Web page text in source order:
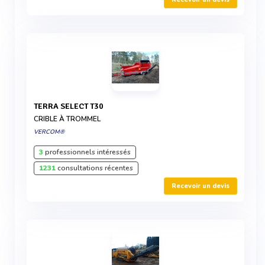
TERRA SELECT T30
CRIBLE À TROMMEL
VERCOM®
3 professionnels intéressés
1231consultations récentes
Recevoir un devis